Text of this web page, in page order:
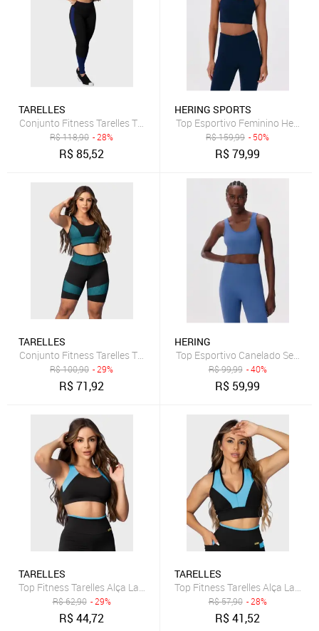
TARELLES
Conjunto Fitness Tarelles Top Calça Legging Cintura Alta Preto e
R$118,90 - 28%
R$85,52
HERING SPORTS
Top Esportivo Feminino Hero
R$159,99 - 50%
R$79,99
TARELLES
Conjunto Fitness Tarelles Top Short 3D Preto e Azul
R$100,90 - 29%
R$71,92
HERING
Top Esportivo Canelado Sem
R$99,99 - 40%
R$ 59,99
TARELLES
Top Fitness Tarelles Alça Larga Forrado Preto e Azul Céu
R$62,90 - 29%
R$44,72
TARELLES
Top Fitness Tarelles Alça Larga
R$57,90 - 28%
R$41,52